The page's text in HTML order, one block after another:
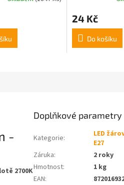
24 Kč
Do košíku
-
2700K
Doplňkové parametry
Kategorie:
LED
E27
Záruka:
2 roky
Hmotnost:
1 kg
EAN: